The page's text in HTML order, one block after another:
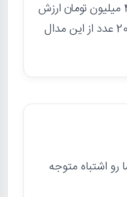
در حدود 30 تا 40 میلیون تومان ارزش
دارد. تعداد 15 تا 20 عدد از این مدال
اشتباه متوجه